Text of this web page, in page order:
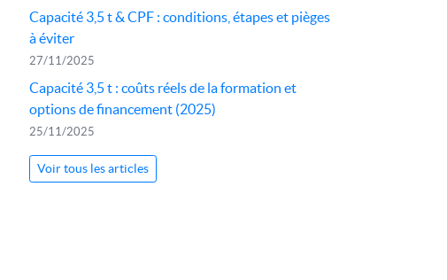
Capacité 3,5 t & CPF : conditions, étapes et pièges
à éviter
27/11/2025
Capacité 3,5 t : coûts réels de la formation et
options de financement (2025)
25/11/2025
Voir tous les articles